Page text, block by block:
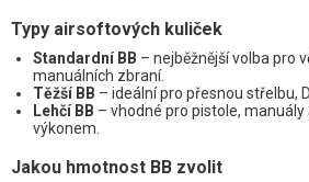
Typy airsoftových kuliček
Standardní BB – nejběžnější volba pro
manuálních zbraní.
Těžší BB – ideální pro přesnou střelbu,
Lehčí BB – vhodné pro pistole, manuály
výkonem.
Jakou hmotnost BB zvolit